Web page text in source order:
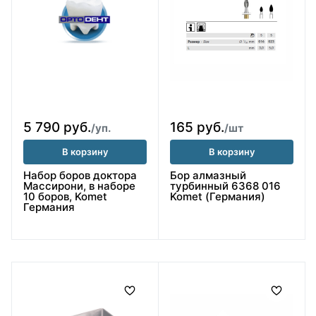
5 790 руб./уп.
В корзину
Набор боров доктора
Массирони, в наборе
10 боров, Komet
Германия
165 руб./шт
В корзину
Бор алмазный
турбинный 6368 016
Komet (Германия)